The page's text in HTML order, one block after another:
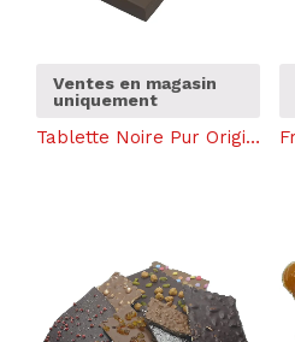
Ventes en magasin
uniquement
Tablette Noire Pur Origine (100g)